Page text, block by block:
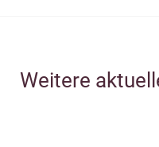
Weitere